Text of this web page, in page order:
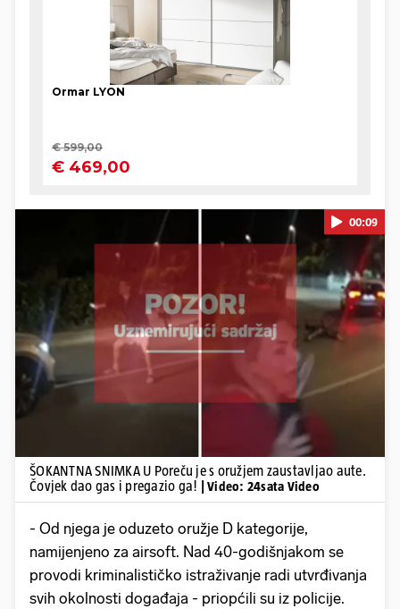
Pokretanje videa...
00:09
ŠOKANTNA SNIMKA U Poreču je s oružjem zaustavljao aute.
Čovjek dao gas i pregazio ga!
| Video: 24sata Video
- Od njega je oduzeto oružje D kategorije,
namijenjeno za airsoft. Nad 40-godišnjakom se
provodi kriminalističko istraživanje radi utvrđivanja
svih okolnosti događaja - priopćili su iz policije.